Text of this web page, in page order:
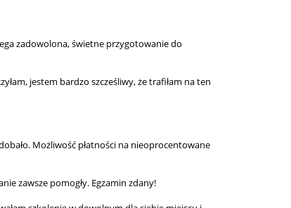
zadowolona, świetne przygotowanie do
jestem bardzo szcześliwy, że trafiłam na ten
Możliwość płatności na nieoprocentowane
zawsze pomogły. Egzamin zdany!